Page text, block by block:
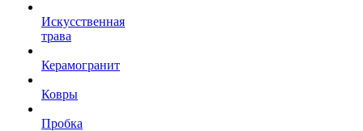
Искусственная
трава
Керамогранит
Ковры
Пробка